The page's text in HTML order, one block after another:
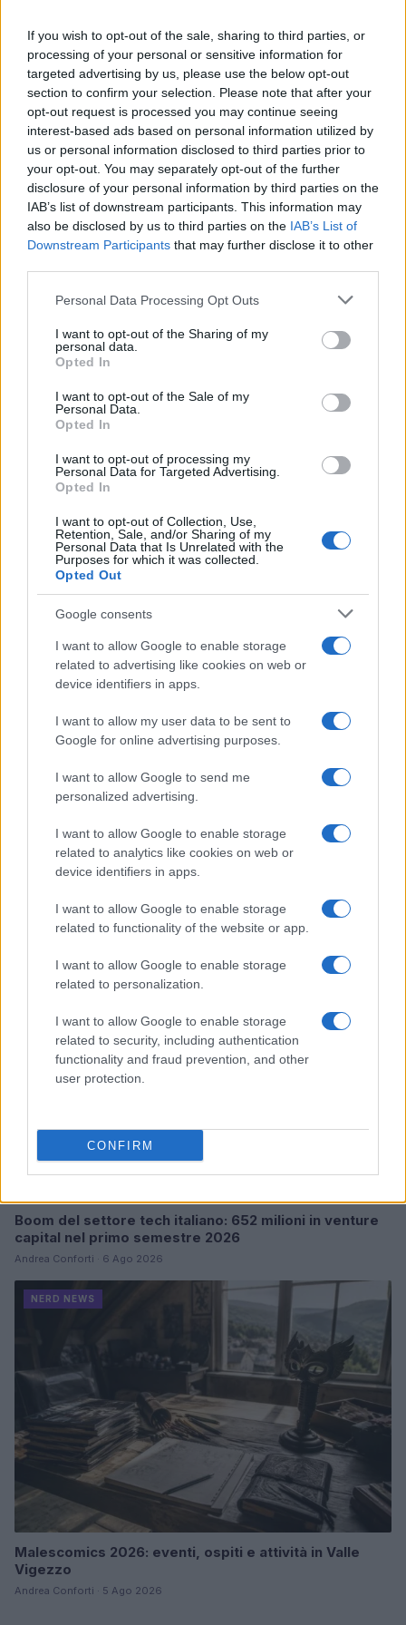
If you wish to opt-out of the sale, sharing to third parties, or
processing of your personal or sensitive information for
targeted advertising by us, please use the below opt-out
section to confirm your selection. Please note that after your
opt-out request is processed you may continue seeing
interest-based ads based on personal information utilized by
us or personal information disclosed to third parties prior to
your opt-out. You may separately opt-out of the further
disclosure of your personal information by third parties on the
IAB’s list of downstream participants. This information may
also be disclosed by us to third parties on the IAB’s List of
Downstream Participants that may further disclose it to other
Please note that this website/app uses one or more Google
not limited to your visit or usage behaviour. You may click to
grant or deny consent to Google and its third-party tags to
use your data for below specified purposes in below Google
consent section.
Personal Data Processing Opt Outs
I want to opt-out of the Sharing of my
personal data.
Opted In
I want to opt-out of the Sale of my
Personal Data.
Opted In
I want to opt-out of processing my
Personal Data for Targeted Advertising.
Opted In
I want to opt-out of Collection, Use,
Retention, Sale, and/or Sharing of my
Personal Data that Is Unrelated with the
Purposes for which it was collected.
Opted Out
Google consents
I want to allow Google to enable storage
related to advertising like cookies on web or
device identifiers in apps.
I want to allow my user data to be sent to
Google for online advertising purposes.
I want to allow Google to send me
personalized advertising.
I want to allow Google to enable storage
related to analytics like cookies on web or
device identifiers in apps.
I want to allow Google to enable storage
related to functionality of the website or app.
I want to allow Google to enable storage
related to personalization.
I want to allow Google to enable storage
related to security, including authentication
functionality and fraud prevention, and other
user protection.
CONFIRM
AUTORE
Staff
Continua a leggere
sull’evento nerd di Perugia
Andrea Conforti · 6 Ago 2026
NERD NEWS
Boom del settore tech italiano: 652 milioni in venture
capital nel primo semestre 2026
Andrea Conforti · 6 Ago 2026
NERD NEWS
Malescomics 2026: eventi, ospiti e attività in Valle
Vigezzo
Andrea Conforti · 5 Ago 2026